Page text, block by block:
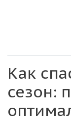
Как
сезон: